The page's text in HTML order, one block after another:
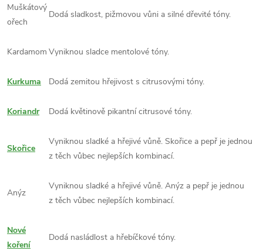
Muškátový
ořech
Dodá sladkost, pižmovou vůni a silné dřevité tóny.
Kardamom Vyniknou sladce mentolové tóny.
Kurkuma Dodá zemitou hřejivost s citrusovými tóny.
Koriandr Dodá květinově pikantní citrusové tóny.
Skořice
Vyniknou sladké a hřejivé vůně. Skořice a pepř je jednou
z těch vůbec nejlepších kombinací.
Anýz
Vyniknou sladké a hřejivé vůně. Anýz a pepř je jednou
z těch vůbec nejlepších kombinací.
Nové
koření
Dodá nasládlost a hřebíčkové tóny.